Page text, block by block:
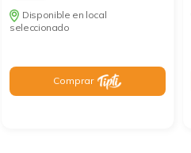
Disponible en local
seleccionado
Comprar